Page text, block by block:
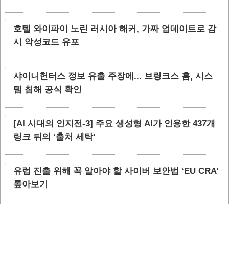
호텔 와이파이 노린 러시아 해커, 가짜 업데이트로 감
시 악성코드 유포
샤이니헌터스 정보 유출 주장에... 브링크스 홈, 시스
템 침해 공식 확인
[AI 시대의 인지전-3] 주요 생성형 AI가 인용한 437개
링크 뒤의 ‘출처 세탁’
유럽 진출 위해 꼭 알아야 할 사이버 보안법 ‘EU CRA’
톺아보기